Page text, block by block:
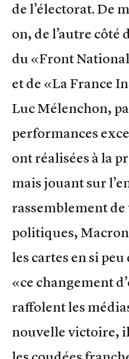
de l’électorat. De
on, de l’autre côté
du «Front
et de «La France
Luc Mélenchon,
performances
ont réalisées à la
mais jouant sur
rassemblement de
politiques,
les cartes en si
«ce changement
raffolent les
nouvelle victoire,